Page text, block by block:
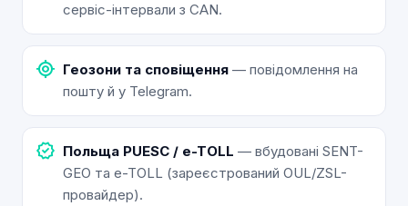
сервіс-інтервали з CAN.
my_location Геозони та сповіщення — повідомлення на
пошту й у Telegram.
verified Польща PUESC / e-TOLL — вбудовані SENT-
GEO та e-TOLL (зареєстрований OUL/ZSL-
провайдер).